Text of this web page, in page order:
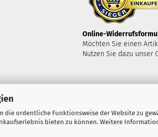
die ordentliche Funktionsweise der Website zu
bieten zu können. Weitere
Online-
Möchten Sie einen
Nutzen Sie dazu unser
Shopping Cart Solution by Gambio.com © 2023